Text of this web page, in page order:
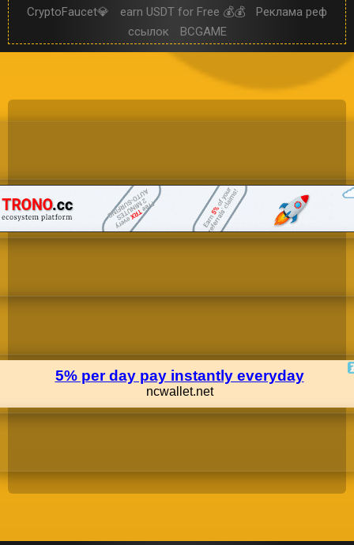
CryptoFaucet💎
earn USDT for Free 💰💰
Реклама реф
ссылок
BCGAME